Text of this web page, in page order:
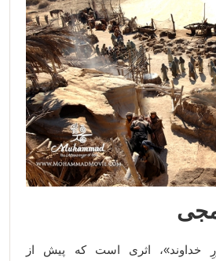
خداوند»، اثری است که پیش از